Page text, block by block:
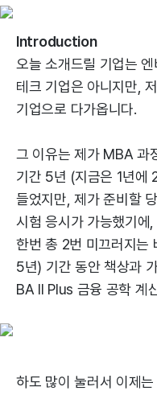
Introduction
오늘 소개드릴 기업는
테크 기업은 아니지만,
기업으로 다가옵니다.
그 이유는 제가 MBA 과
기간 5년 (지금은 1년에
들었지만, 제가 준비할
시험 응시가 가능했기
한번 총 2번 미끄러지는
5년) 기간 동안 책상과
BA II Plus 금융 공학 계
하도 많이 눌러서 이제